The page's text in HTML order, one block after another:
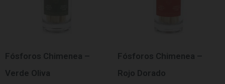
Fósforos Chimenea –
Verde Oliva
Fósforos Chimenea –
Rojo Dorado